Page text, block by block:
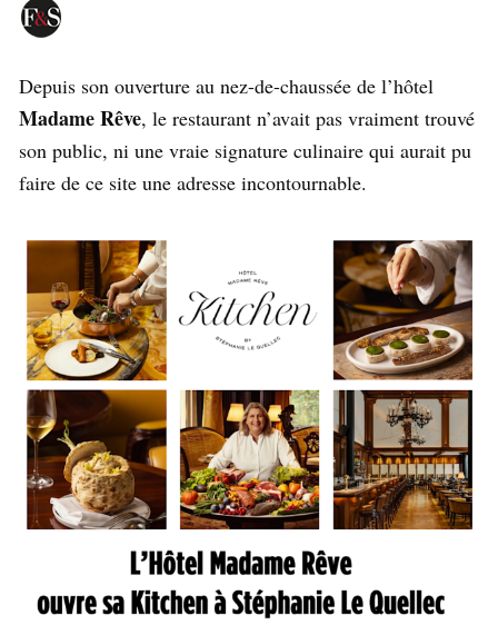
Depuis son ouverture au nez-de-chaussée de l’hôtel
Madame Rêve, le restaurant n’avait pas vraiment trouvé
son public, ni une vraie signature culinaire qui aurait pu
faire de ce site une adresse incontournable.